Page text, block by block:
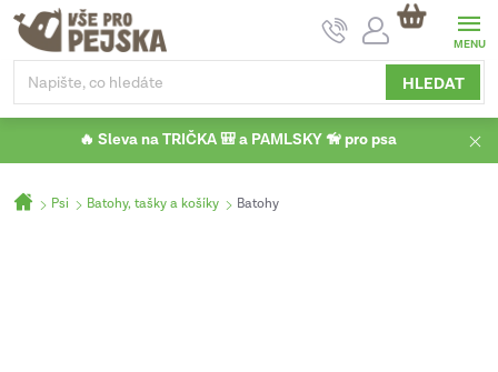
Přejít
obsah
HLEDAT
NÁKUPNÍ
KOŠÍK
🔥 Sleva na TRIČKA 🎒 a PAMLSKY 🦮 pro psa
Domů
Psi Batohy, tašky a košíky Batohy